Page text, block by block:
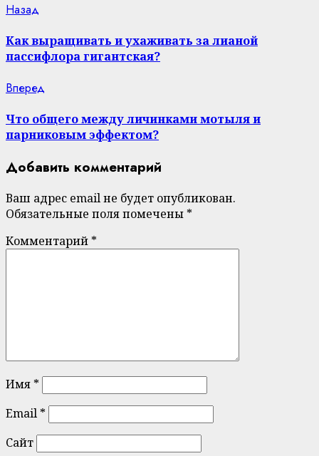
Continue
Reading
Назад
Как выращивать и ухаживать за лианой
пассифлора гигантская?
Вперед
Что общего между личинками мотыля и
парниковым эффектом?
Добавить комментарий
Ваш адрес email не будет опубликован.
Обязательные поля помечены *
Комментарий *
Имя *
Email *
Сайт